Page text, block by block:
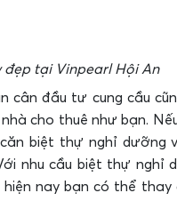
đẹp tại Vinpearl Hội An
cân đầu tư cung cầu
cho thuê như bạn.
biệt thự nghỉ dưỡng
nhu cầu biệt thự nghỉ
nay bạn có thể thay